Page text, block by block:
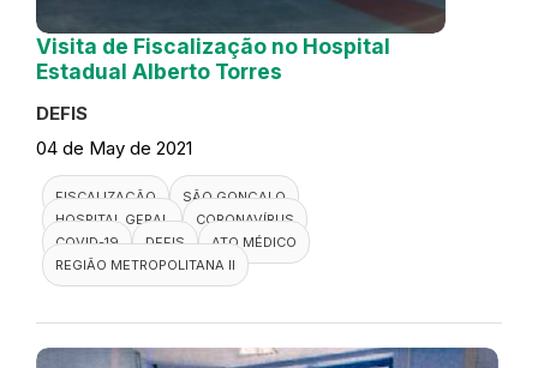
Visita de Fiscalização no Hospital
Estadual Alberto Torres
DEFIS
04 de May de 2021
FISCALIZAÇÃO
SÃO GONÇALO
HOSPITAL GERAL
CORONAVÍRUS
COVID-19
DEFIS
ATO MÉDICO
REGIÃO METROPOLITANA II